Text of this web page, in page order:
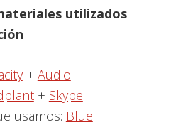
utilizados
+ Audio
+ Skype.
usamos: Blue